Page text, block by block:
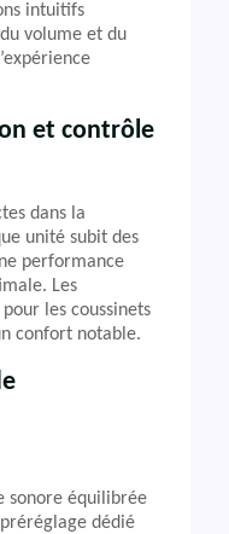
intuitifs
volume et du
et contrôle
dans la
unité subit des
performance
Les
les coussinets
confort notable.
sonore équilibrée
dédié